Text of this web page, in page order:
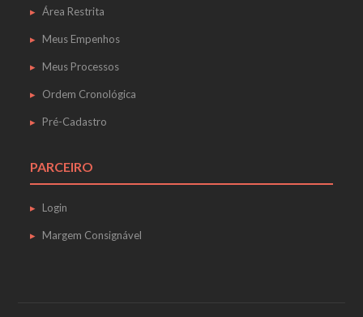
Área Restrita
Meus Empenhos
Meus Processos
Ordem Cronológica
Pré-Cadastro
PARCEIRO
Login
Margem Consignável